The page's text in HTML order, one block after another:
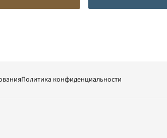
Политика конфиденциальности